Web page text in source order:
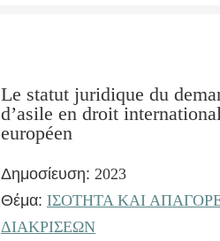
Le statut juridique du
d’asile en droit
européen
Δημοσίευση: 2023
Θέμα: ΙΣΟΤΗΤΑ ΚΑΙ
ΔΙΑΚΡΙΣΕΩΝ